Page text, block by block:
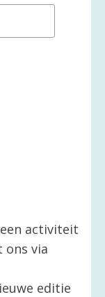
activiteit
ons via
editie